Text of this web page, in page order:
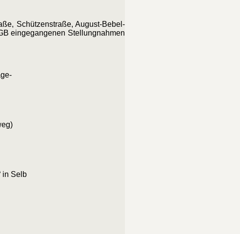
Schützenstraße, August-Bebel-
eingegangenen Stellungnahmen
in Selb